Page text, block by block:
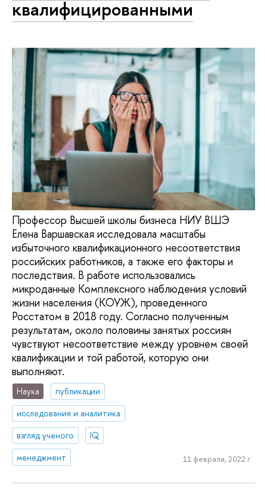
квалифицированными
Профессор Высшей школы бизнеса НИУ ВШЭ
Елена Варшавская исследовала масштабы
избыточного квалификационного несоответствия
российских работников, а также его факторы и
последствия. В работе использовались
микроданные Комплексного наблюдения условий
жизни населения (КОУЖ), проведенного
Росстатом в 2018 году. Согласно полученным
результатам, около половины занятых россиян
чувствуют несоответствие между уровнем своей
квалификации и той работой, которую они
выполняют.
Наука
публикации
исследования и аналитика
взгляд ученого
IQ
менеджмент
11 февраля, 2022 г.